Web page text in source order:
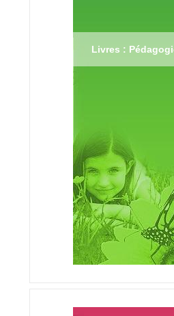
Livres :